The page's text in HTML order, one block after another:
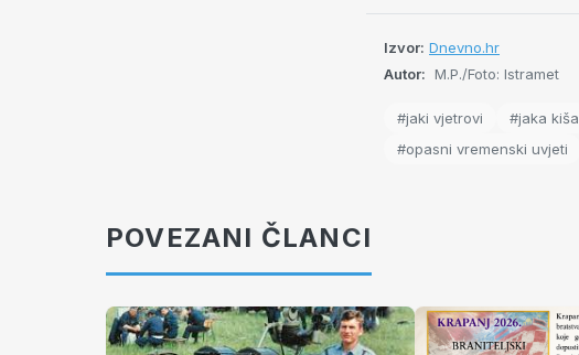
Izvor: Dnevno.hr
Autor: M.P./Foto: Istramet
#jaki vjetrovi #jaka kiša
#opasni vremenski uvjeti
POVEZANI ČLANCI